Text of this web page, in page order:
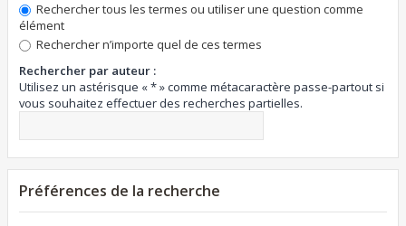
Rechercher tous les termes ou utiliser une question comme
élément
Rechercher n’importe quel de ces termes
Rechercher par auteur :
Utilisez un astérisque « * » comme métacaractère passe-partout si
vous souhaitez effectuer des recherches partielles.
Préférences de la recherche